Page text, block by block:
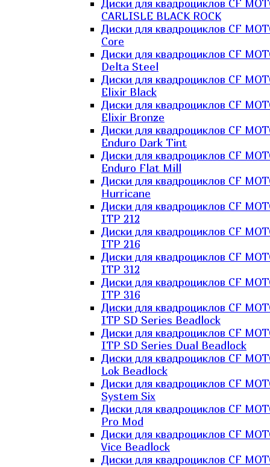
Диски для квадроциклов CF
CARLISLE BLACK ROCK
Диски для квадроциклов CF
Core
Диски для квадроциклов CF
Delta Steel
Диски для квадроциклов CF
Elixir Black
Диски для квадроциклов CF
Elixir Bronze
Диски для квадроциклов CF
Enduro Dark Tint
Диски для квадроциклов CF
Enduro Flat Mill
Диски для квадроциклов CF
Hurricane
Диски для квадроциклов CF
ITP 212
Диски для квадроциклов CF
ITP 216
Диски для квадроциклов CF
ITP 312
Диски для квадроциклов CF
ITP 316
Диски для квадроциклов CF
ITP SD Series Beadlock
Диски для квадроциклов CF
ITP SD Series Dual Beadlock
Диски для квадроциклов CF
Lok Beadlock
Диски для квадроциклов CF
System Six
Диски для квадроциклов CF
Pro Mod
Диски для квадроциклов CF
Vice Beadlock
Диски для квадроциклов CF